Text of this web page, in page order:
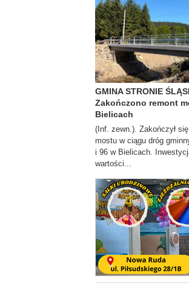
GMINA STRONIE
Zakończono remont
Bielicach
(Inf. zewn.). Zakończył
mostu w ciągu dróg
i 96 w Bielicach.
wartości...